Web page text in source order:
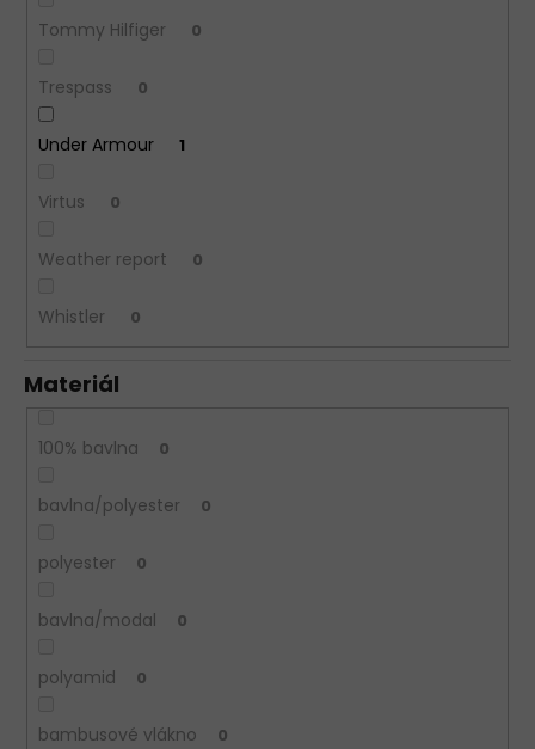
Tommy Hilfiger 0
Trespass 0
Under Armour 1
Virtus 0
Weather report 0
Whistler 0
Materiál
100% bavlna 0
bavlna/polyester 0
polyester 0
bavlna/modal 0
polyamid 0
bambusové vlákno 0